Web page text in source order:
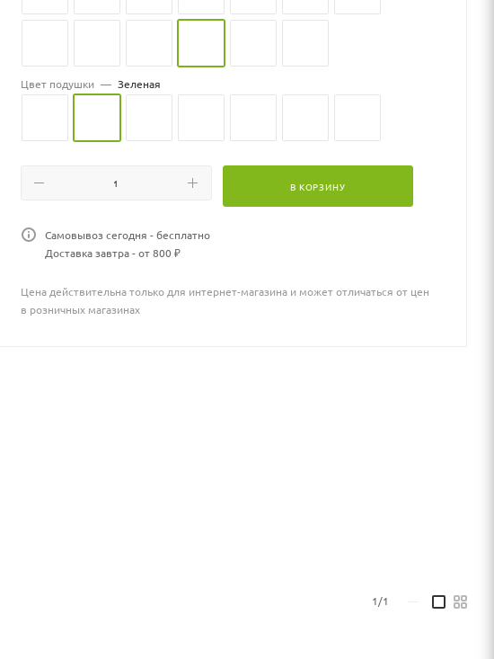
Цвет подушки — Зеленая
В КОРЗИНУ
Самовывоз сегодня - бесплатно
Доставка завтра - от 800 ₽
Цена действительна только для интернет-магазина и может отличаться от цен
в розничных магазинах
1/1